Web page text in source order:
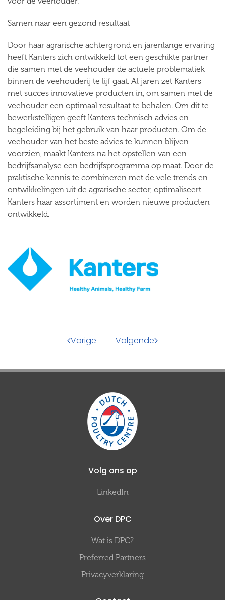
Samen naar een gezond resultaat
Door haar agrarische achtergrond en jarenlange ervaring
heeft Kanters zich ontwikkeld tot een geschikte partner
die samen met de veehouder de actuele problematiek
binnen de veehouderij te lijf gaat. Al jaren zet Kanters
met succes innovatieve producten in, om samen met de
veehouder een optimaal resultaat te behalen. Om dit te
bewerkstelligen geeft Kanters technisch advies en
begeleiding bij het gebruik van haar producten. Om de
veehouder van het beste advies te kunnen blijven
voorzien, maakt Kanters na het opstellen van een
bedrijfsanalyse een bedrijfsprogramma op maat. Door de
praktische kennis te combineren met de vele trends en
ontwikkelingen uit de agrarische sector, optimaliseert
Kanters haar assortiment en worden nieuwe producten
ontwikkeld.
Vorige Volgende
Volg ons op
LinkedIn
Over DPC
Wat is DPC?
Preferred Partners
Privacyverklaring